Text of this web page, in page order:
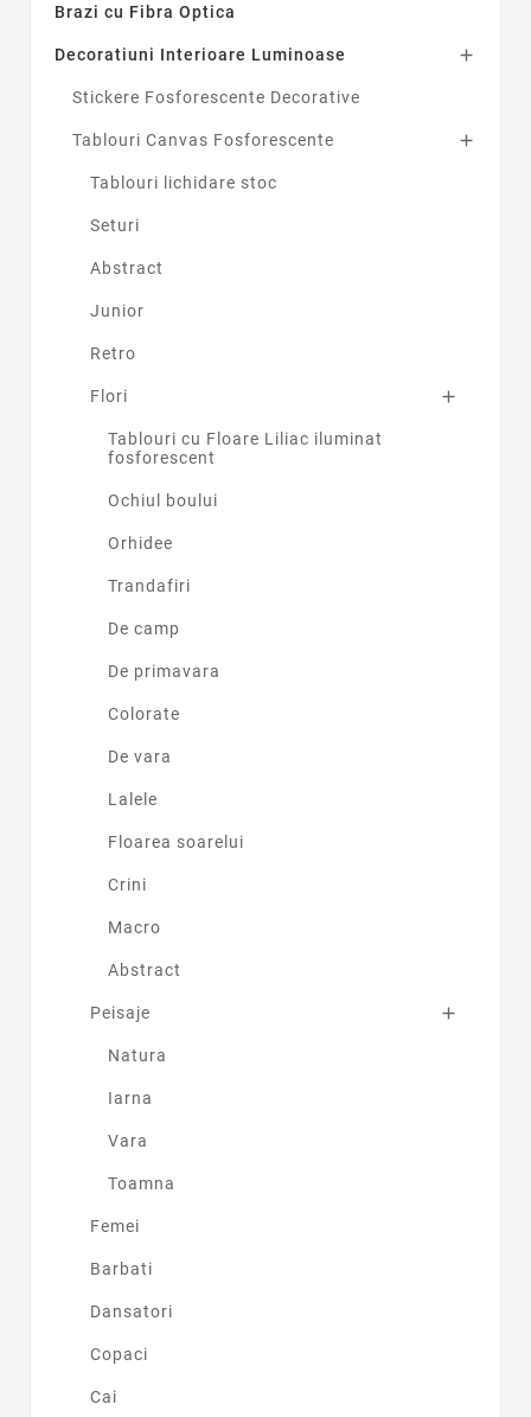
Brazi cu Fibra Optica
Decoratiuni Interioare Luminoase 
Stickere Fosforescente Decorative
Tablouri Canvas Fosforescente 
Tablouri lichidare stoc
Seturi
Abstract
Junior
Retro
Flori 
Tablouri cu Floare Liliac iluminat
fosforescent
Ochiul boului
Orhidee
Trandafiri
De camp
De primavara
Colorate
De vara
Lalele
Floarea soarelui
Crini
Macro
Abstract
Peisaje 
Natura
Iarna
Vara
Toamna
Femei
Barbati
Dansatori
Copaci
Cai